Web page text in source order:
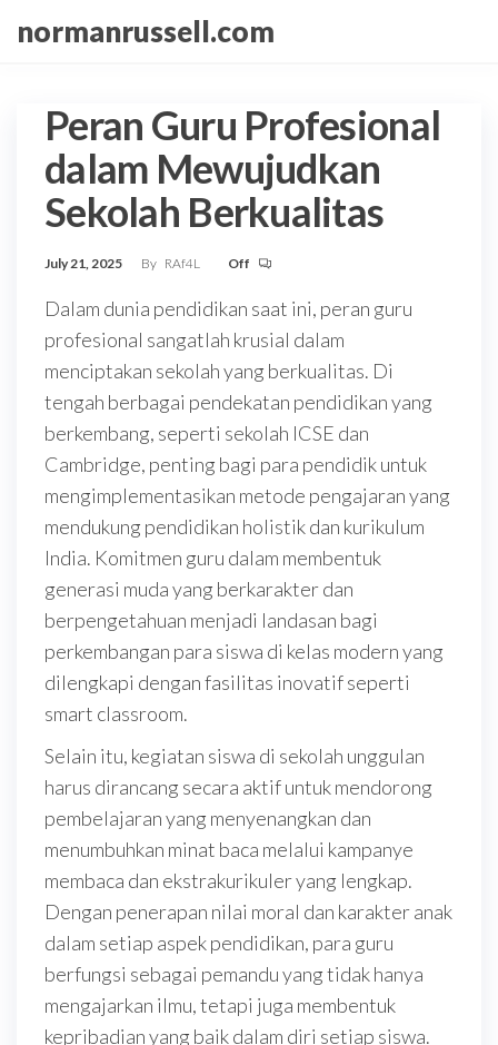
content
normanrussell.com
Peran Guru Profesional
dalam Mewujudkan
Sekolah Berkualitas
July 21, 2025 By RAf4L Off
Dalam dunia pendidikan saat ini, peran guru
profesional sangatlah krusial dalam
menciptakan sekolah yang berkualitas. Di
tengah berbagai pendekatan pendidikan yang
berkembang, seperti sekolah ICSE dan
Cambridge, penting bagi para pendidik untuk
mengimplementasikan metode pengajaran yang
mendukung pendidikan holistik dan kurikulum
India. Komitmen guru dalam membentuk
generasi muda yang berkarakter dan
berpengetahuan menjadi landasan bagi
perkembangan para siswa di kelas modern yang
dilengkapi dengan fasilitas inovatif seperti
smart classroom.
Selain itu, kegiatan siswa di sekolah unggulan
harus dirancang secara aktif untuk mendorong
pembelajaran yang menyenangkan dan
menumbuhkan minat baca melalui kampanye
membaca dan ekstrakurikuler yang lengkap.
Dengan penerapan nilai moral dan karakter anak
dalam setiap aspek pendidikan, para guru
berfungsi sebagai pemandu yang tidak hanya
mengajarkan ilmu, tetapi juga membentuk
kepribadian yang baik dalam diri setiap siswa.